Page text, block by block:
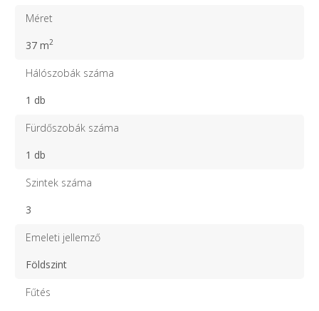
Méret
37 m2
Hálószobák száma
1 db
Fürdőszobák száma
1 db
Szintek száma
3
Emeleti jellemző
Földszint
Fűtés